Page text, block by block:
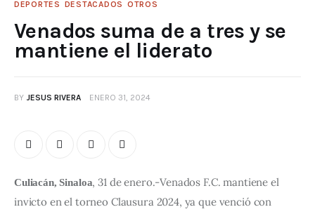
DEPORTES DESTACADOS OTROS
Venados suma de a tres y se
mantiene el liderato
BY JESUS RIVERA ENERO 31, 2024
Culiacán, Sinaloa, 31 de enero.-Venados F.C. mantiene el
invicto en el torneo Clausura 2024, ya que venció con